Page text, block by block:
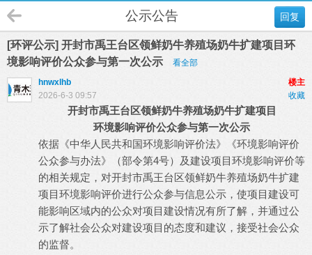
回复
公示公告
[环评公示] 开封市禹王台区领鲜奶牛养殖场奶牛扩建项目环
境影响评价公众参与第一次公示
看全部
楼主
hnwxlhb
收藏
2026-6-3 09:57
开封市禹王台区领鲜奶牛养殖场奶牛扩建项目
环境影响评价公众参与第一次公示
依据《中华人民共和国环境影响评价法》《环境影响评价
公众参与办法》（部令第4号）及建设项目环境影响评价等
的相关规定，对开封市禹王台区领鲜奶牛养殖场奶牛扩建
项目环境影响评价进行公众参与信息公示，使项目建设可
能影响区域内的公众对项目建设情况有所了解，并通过公
示了解社会公众对建设项目的态度和建议，接受社会公众
的监督。